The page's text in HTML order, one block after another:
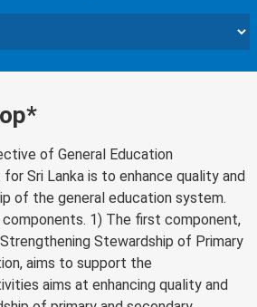
of General Education
Sri Lanka is to enhance quality and
of the general education system.
1) The first component,
Stewardship of Primary
aims to support the
aims at enhancing quality and